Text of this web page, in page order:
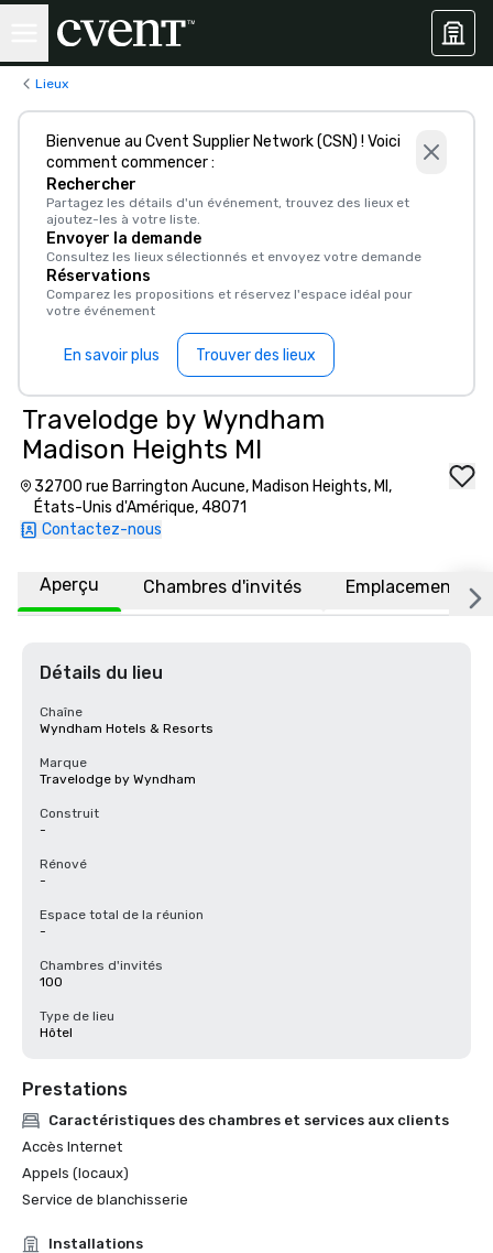
Lieux
Bienvenue au Cvent Supplier Network (CSN) ! Voici
comment commencer :
Rechercher
Partagez les détails d'un événement, trouvez des lieux et
ajoutez-les à votre liste.
Envoyer la demande
Consultez les lieux sélectionnés et envoyez votre demande
Réservations
Comparez les propositions et réservez l'espace idéal pour
votre événement
En savoir plus Trouver des lieux
Travelodge by Wyndham
Madison Heights MI
32700 rue Barrington Aucune, Madison Heights, MI,
États-Unis d'Amérique, 48071
Contactez-nous
Aperçu Chambres d'invités Emplacement
Détails du lieu
Chaîne
Wyndham Hotels & Resorts
Marque
Travelodge by Wyndham
Construit
-
Rénové
-
Espace total de la réunion
-
Chambres d'invités
100
Type de lieu
Hôtel
Prestations
Caractéristiques des chambres et services aux clients
Accès Internet
Appels (locaux)
Service de blanchisserie
Installations